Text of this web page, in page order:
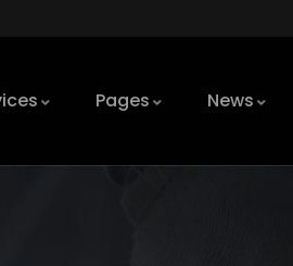
Pages News